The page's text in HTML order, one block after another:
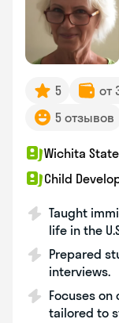
5 от
5 отзывов
Wichita
Child
Taught
life in the
Prepared
interviews.
Focuses
tailored to